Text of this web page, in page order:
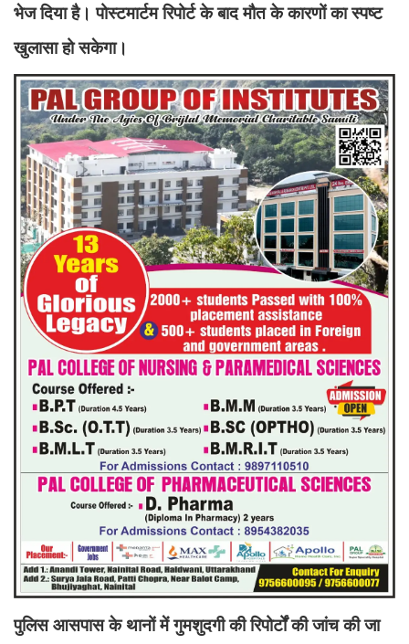
भेज दिया है। पोस्टमार्टम रिपोर्ट के बाद मौत के कारणों का स्पष्ट
खुलासा हो सकेगा।
पुलिस आसपास के थानों में गुमशुदगी की रिपोर्टों की जांच की जा